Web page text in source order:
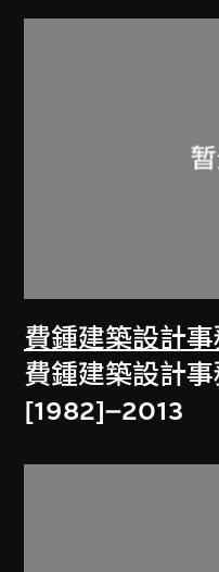
費鍾建築設計
費鍾建築設計
[1982]–2013